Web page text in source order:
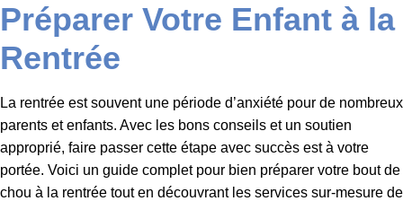
Préparer Votre Enfant à la
Rentrée
La rentrée est souvent une période d’anxiété pour de nombreux
parents et enfants. Avec les bons conseils et un soutien
approprié, faire passer cette étape avec succès est à votre
portée. Voici un guide complet pour bien préparer votre bout de
chou à la rentrée tout en découvrant les services sur-mesure de